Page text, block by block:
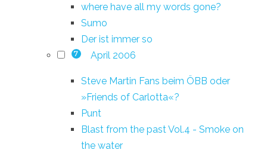
where have all my words gone?
Sumo
Der ist immer so
7 April 2006
Steve Martin Fans beim ÖBB oder
»Friends of Carlotta«?
Punt
Blast from the past Vol.4 - Smoke on
the water